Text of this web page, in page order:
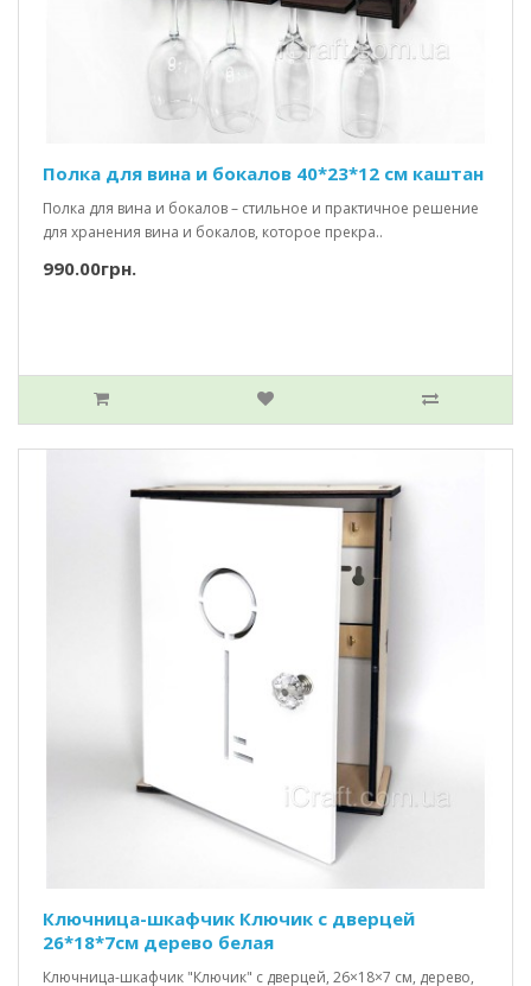
Полка для вина и бокалов 40*23*12 см каштан
Полка для вина и бокалов – стильное и практичное решение
для хранения вина и бокалов, которое прекра..
990.00грн.
Ключница-шкафчик Ключик c дверцей
26*18*7см дерево белая
Ключница-шкафчик "Ключик" с дверцей, 26×18×7 см, дерево,